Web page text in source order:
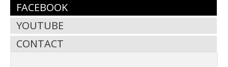
FACEBOOK
YOUTUBE
CONTACT